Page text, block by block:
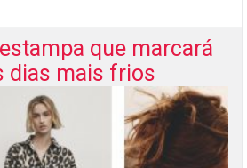
que marcará
dias mais frios